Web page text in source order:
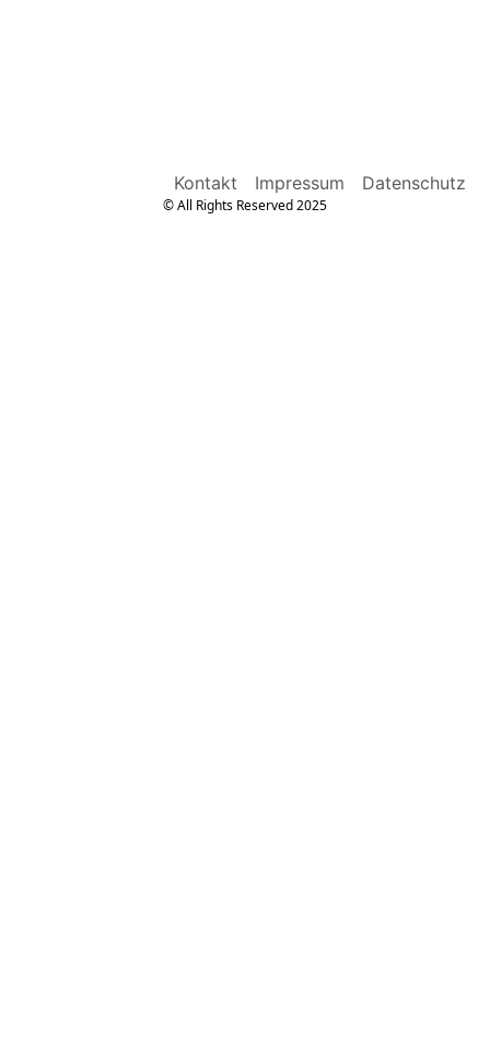
Kontakt Impressum Datenschutz
© All Rights Reserved 2025